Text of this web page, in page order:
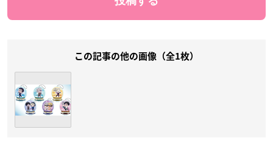
この記事の他の画像（全1枚）